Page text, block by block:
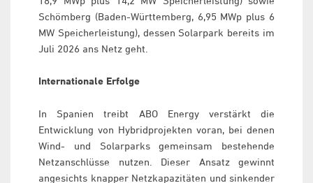
Schömberg (Baden-Württemberg, 6,95 MWp plus 6
MW Speicherleistung), dessen Solarpark bereits im
Juli 2026 ans Netz geht.
Internationale Erfolge
In Spanien treibt ABO Energy verstärkt die
Entwicklung von Hybridprojekten voran, bei denen
Wind- und Solarparks gemeinsam bestehende
Netzanschlüsse nutzen. Dieser Ansatz gewinnt
angesichts knapper Netzkapazitäten und sinkender